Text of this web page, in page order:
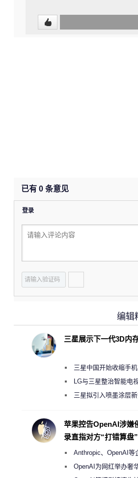
已有 0 条意见
登录
编辑
三星展示下一代3D内
三星中国开始收缩手
店 将被逐步清退
LG与三星整治智能电
规行为三星拟引入喷墨涂层
苹果控告OpenAI涉嫌
录直指对方“打错算盘”
Anthropic、OpenAI等
新执法权限审查
OpenAI为网红举办奢